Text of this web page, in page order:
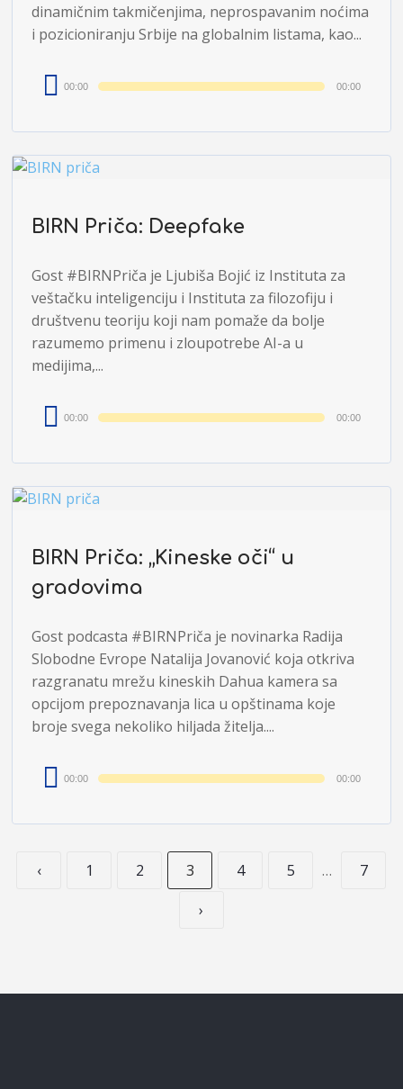
dinamičnim takmičenjima, neprospavanim noćima
i pozicioniranju Srbije na globalnim listama, kao...
Audio
Player
00:00 00:00
BIRN Priča: Deepfake
Gost #BIRNPriča je Ljubiša Bojić iz Instituta za
veštačku inteligenciju i Instituta za filozofiju i
društvenu teoriju koji nam pomaže da bolje
razumemo primenu i zloupotrebe AI-a u
medijima,...
Audio
Player
00:00 00:00
BIRN Priča: „Kineske oči“ u
gradovima
Gost podcasta #BIRNPriča je novinarka Radija
Slobodne Evrope Natalija Jovanović koja otkriva
razgranatu mrežu kineskih Dahua kamera sa
opcijom prepoznavanja lica u opštinama koje
broje svega nekoliko hiljada žitelja....
Audio
Player
00:00 00:00
‹ 1 2 3 4 5 …
7
›